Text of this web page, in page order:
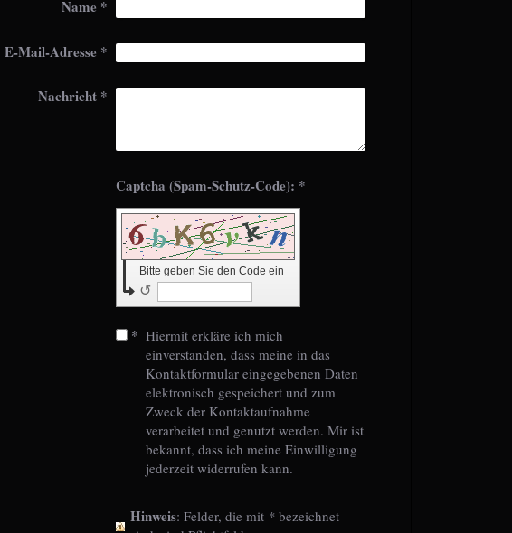
Name *
E-Mail-Adresse *
Nachricht *
Captcha (Spam-Schutz-Code): *
Bitte geben Sie den Code ein
↺
* Hiermit erkläre ich mich
einverstanden, dass meine in das
Kontaktformular eingegebenen Daten
elektronisch gespeichert und zum
Zweck der Kontaktaufnahme
verarbeitet und genutzt werden. Mir ist
bekannt, dass ich meine Einwilligung
jederzeit widerrufen kann.
Hinweis : Felder, die mit *bezeichnet